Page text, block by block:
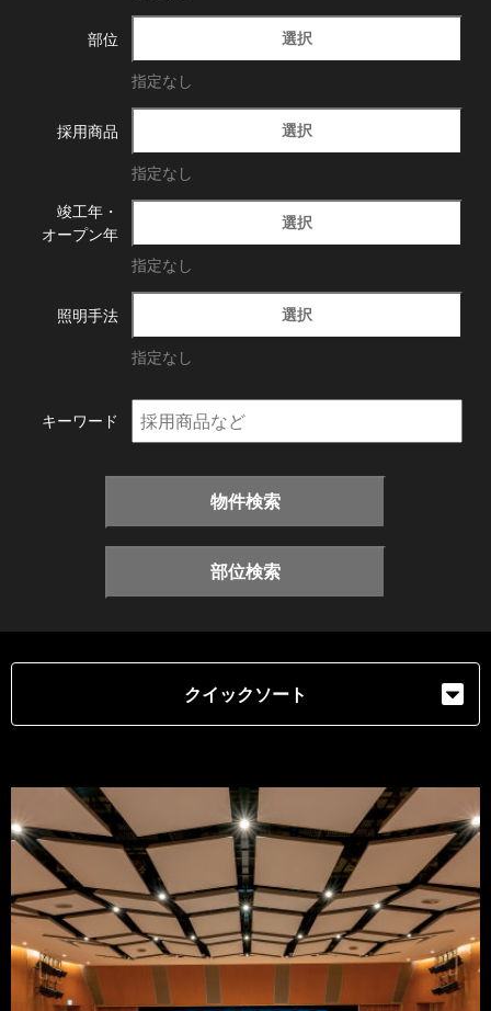
部位 選択
指定なし
採用商品 選択
指定なし
竣工年・
オープン年
選択
指定なし
照明手法 選択
指定なし
キーワード
物件検索
部位検索
クイックソート